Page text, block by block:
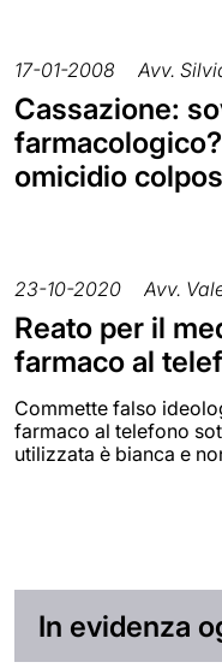
17-01-2008 Avv.
Cassazione:
omicidio
23-10-2020 Avv.
Reato per il
farmaco al
Commette falso
farmaco al telefono
utilizzata è bianca e
In evidenza